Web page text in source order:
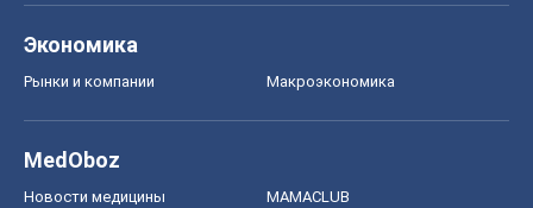
Экономика
Рынки и компании Mакроэкономика
MedOboz
Новости медицины MAMACLUB